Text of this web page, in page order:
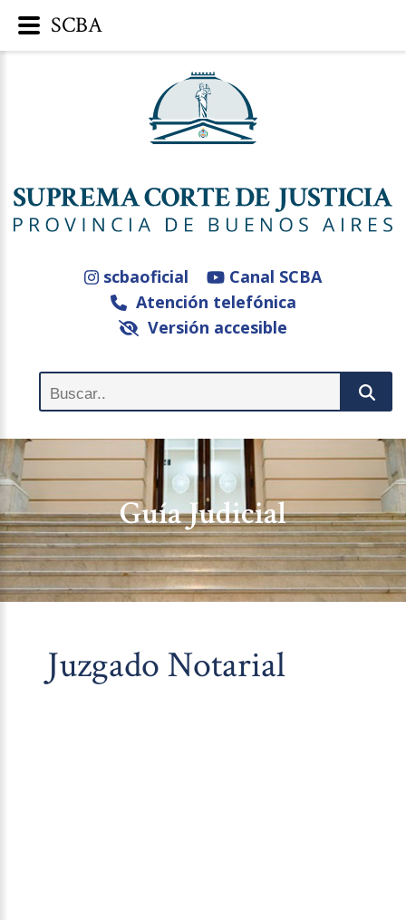
scbaoficial
Canal SCBA
Atención telefónica
Versión accesible
Guía Judicial
Juzgado Notarial
SCBA